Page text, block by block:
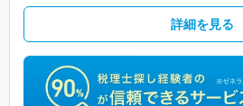
詳細を見る